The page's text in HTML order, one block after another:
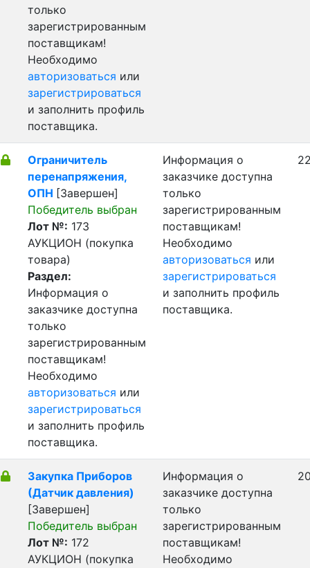
только
зарегистрированным
поставщикам!
Необходимо
авторизоваться или
зарегистрироваться
и заполнить профиль
поставщика.
Ограничитель
перенапряжения,
ОПН [Завершен]
Победитель выбран
Лот №: 173
АУКЦИОН (покупка
товара)
Раздел:
Информация о
заказчике доступна
только
зарегистрированным
поставщикам!
Необходимо
авторизоваться или
зарегистрироваться
и заполнить профиль
поставщика.
Информация о
заказчике доступна
только
зарегистрированным
поставщикам!
Необходимо
авторизоваться или
зарегистрироваться
и заполнить профиль
поставщика.
Закупка Приборов
(Датчик давления)
[Завершен]
Победитель выбран
Лот №: 172
АУКЦИОН (покупка
Информация о
заказчике доступна
только
зарегистрированным
поставщикам!
Необходимо